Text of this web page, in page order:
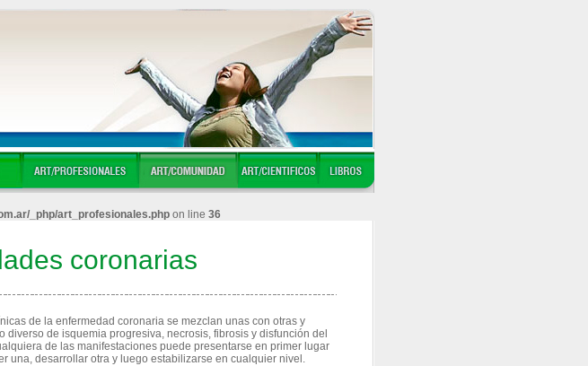
_php/art_profesionales.phpon line 36
coronarias
de la enfermedad coronaria se mezclan unas con otras y
diverso de isquemia progresiva, necrosis, fibrosis y disfunción del
de las manifestaciones puede presentarse en primer lugar
una, desarrollar otra y luego estabilizarse en cualquier nivel.